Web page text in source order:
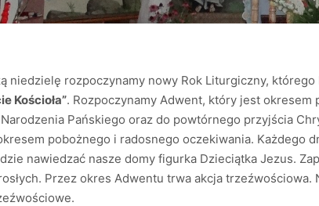
niedzielę rozpoczynamy nowy Rok Liturgiczny, którego
Kościoła”. Rozpoczynamy Adwent, który jest okresem
Pańskiego oraz do powtórnego przyjścia
pobożnego i radosnego oczekiwania. Każdego
nawiedzać nasze domy figurka Dzieciątka Jezus.
Przez okres Adwentu trwa akcja trzeźwościowa.